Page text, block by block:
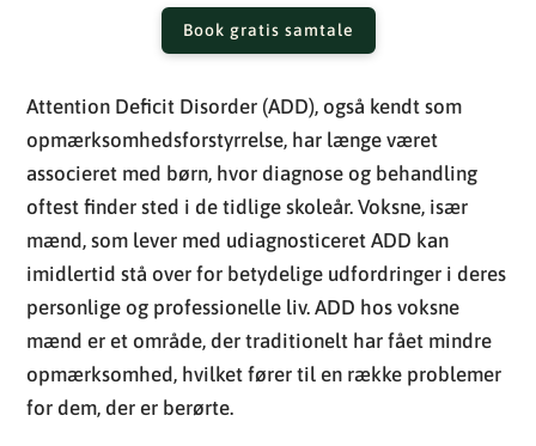
Book gratis samtale
Attention Deficit Disorder (ADD), også kendt som
opmærksomhedsforstyrrelse, har længe været
associeret med børn, hvor diagnose og behandling
oftest finder sted i de tidlige skoleår. Voksne, især
mænd, som lever med udiagnosticeret ADD kan
imidlertid stå over for betydelige udfordringer i deres
personlige og professionelle liv. ADD hos voksne
mænd er et område, der traditionelt har fået mindre
opmærksomhed, hvilket fører til en række problemer
for dem, der er berørte.